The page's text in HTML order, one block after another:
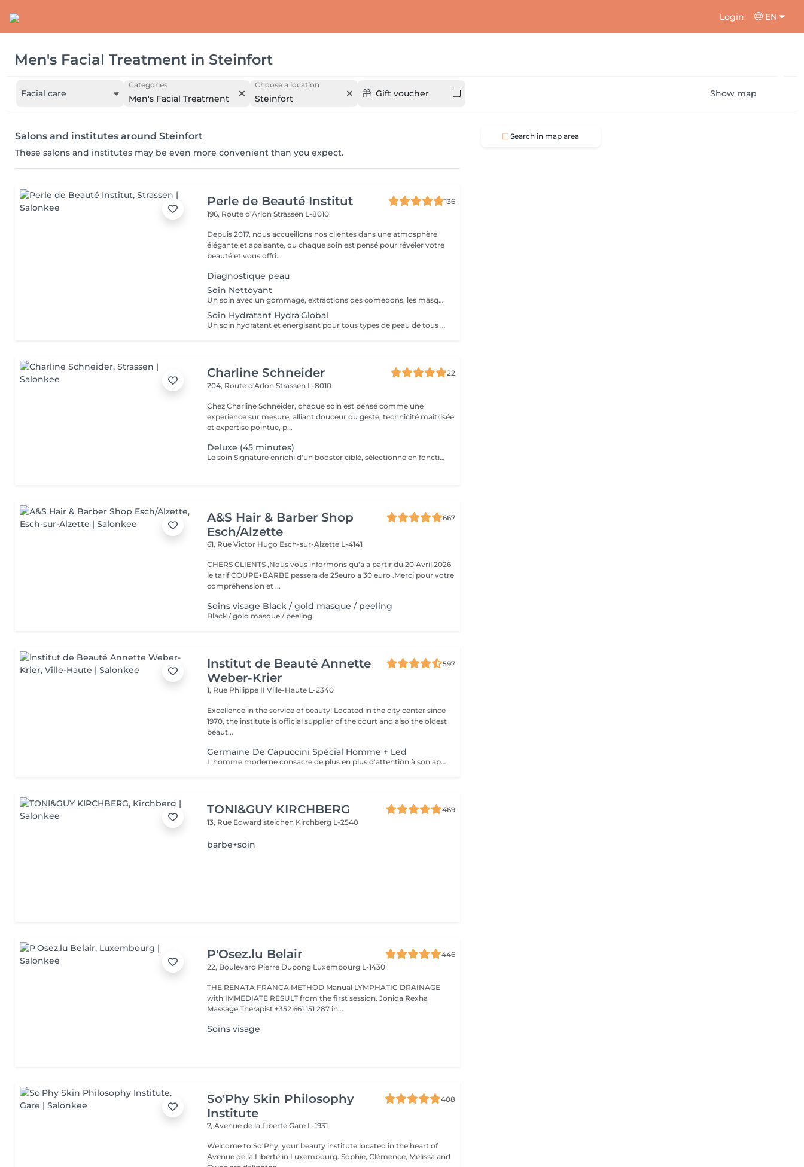
Login EN
Men's Facial Treatment in Steinfort
Facial care
Categories
Men's Facial Treatment
Choose a location
Steinfort Gift voucher Show map
Salons and institutes around Steinfort
These salons and institutes may be even more convenient than you expect.
Perle de Beauté Institut
136
196, Route d’ArlonStrassen L-8010
Depuis 2017, nous accueillons nos clientes dans une atmosphère
élégante et apaisante, ou chaque soin est pensé pour révéler votre
beauté et vous offri...
Diagnostique peau
Soin Nettoyant
Un soin avec un gommage, extractions des comedons, les masques spécifiques. Effet : la peau est fraîche, nette et éclatant.
Soin Hydratant Hydra'Global
Un soin hydratant et energisant pour tous types de peau de tous ages. La peau se charge d'une nouvelle énergie et d'éclat, les rides de déshydratation sont atténuées, la peau est repulpée, lumineuse et fraiche.
Charline Schneider
22
204, Route d'ArlonStrassen L-8010
Chez Charline Schneider, chaque soin est pensé comme une
expérience sur mesure, alliant douceur du geste, technicité maîtrisée
et expertise pointue, p...
Deluxe (45 minutes)
Le soin Signature enrichi d'un booster ciblé, sélectionné en fonction des besoins de votre peau (éclat, hydratation, fermeté, anti-âge, imperfections), et d'une séance de LED. Ce soin permet de travailler un objectif précis tout en améliorant la qualité globale de la peau. Idéal pour : cibler une problématique spécifique améliorer le grain de peau renforcer les résultats dans le temps Résultat : peau plus homogène, repulpée et visiblement revitalisée. Ce soin n'est pas adapté aux femmes enceintes ou allaitantes, ainsi qu'aux personnes allergiques aux algues ou à l'aspirine.
A&S Hair & Barber Shop
Esch/Alzette
667
61, Rue Victor Hugo Esch-sur-Alzette L-4141
CHERS CLIENTS ,Nous vous informons qu'a a partir du 20 Avril 2026
le tarif COUPE+BARBE passera de 25euro a 30 euro .Merci pour votre
compréhension et ...
Soins visage Black / gold masque / peeling
Black / gold masque / peeling
Institut de Beauté Annette
Weber-Krier
597
1, Rue Philippe IIVille-Haute L-2340
Excellence in the service of beauty! Located in the city center since
1970, the institute is official supplier of the court and also the oldest
beaut...
Germaine De Capuccini Spécial Homme + Led
L'homme moderne consacre de plus en plus d'attention à son apparence , ce soin réparateur enlève les toxines, renforce la peau , est apaisant et rafraichissant.
TONI&GUY KIRCHBERG
469
13, Rue Edward steichen Kirchberg L-2540
barbe+soin
P'Osez.lu Belair
446
22, Boulevard Pierre Dupong Luxembourg L-1430
THE RENATA FRANCA METHOD Manual LYMPHATIC DRAINAGE
with IMMEDIATE RESULT from the first session. Jonida Rexha
Massage Therapist +352 661 151 287 in...
Soins visage
So'Phy Skin Philosophy
Institute
408
7, Avenue de la LibertéGare L-1931
Welcome to So'Phy, your beauty institute located in the heart of
Avenue de la Liberté in Luxembourg. Sophie, Clémence, Mélissa and
Search in map area